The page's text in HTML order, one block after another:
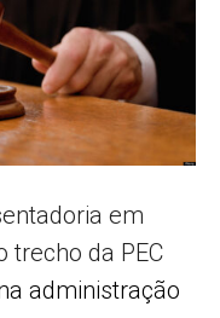
em
trecho da PEC
administração